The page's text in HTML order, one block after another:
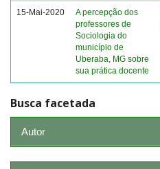
15-Mai-2020
A percepção dos
professores de
Sociologia do
município de
Uberaba, MG sobre
sua prática docente
Busca facetada
Autor